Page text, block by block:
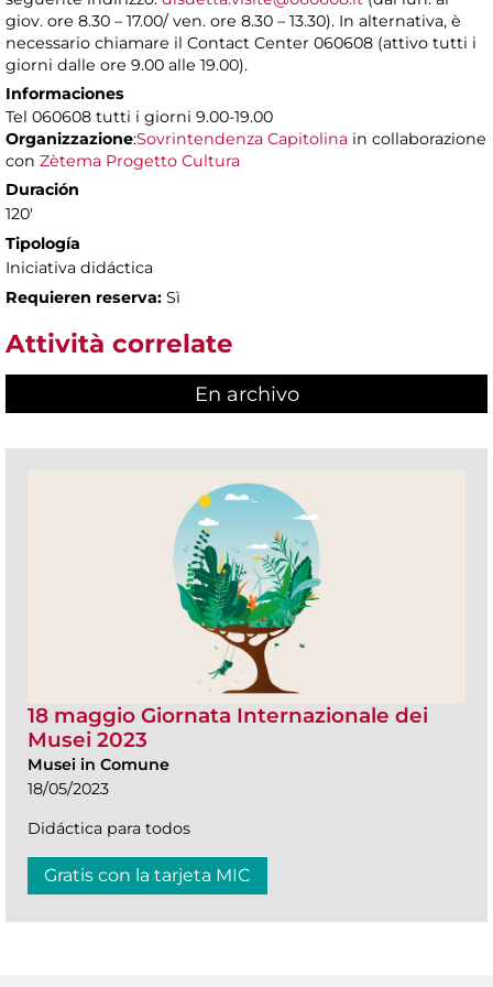
giov. ore 8.30 – 17.00/ ven. ore 8.30 – 13.30). In alternativa, è
necessario chiamare il Contact Center 060608 (attivo tutti i
giorni dalle ore 9.00 alle 19.00).
Informaciones
Tel 060608 tutti i giorni 9.00-19.00
Organizzazione:Sovrintendenza Capitolina in collaborazione
con Zètema Progetto Cultura
Duración
120'
Tipología
Iniciativa didáctica
Requieren reserva: Sì
Attività correlate
En archivo
18 maggio Giornata Internazionale dei
Musei 2023
Musei in Comune
18/05/2023
Didáctica para todos
Gratis con la tarjeta MIC